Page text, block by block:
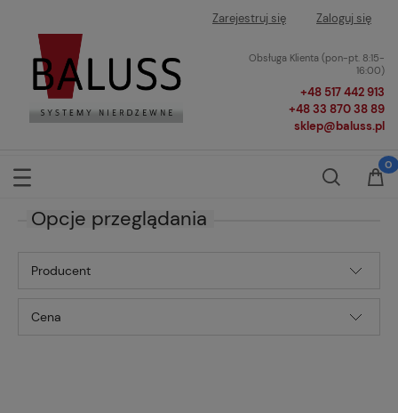
Zarejestruj się Zaloguj się
Obsługa Klienta (pon-pt. 8:15-
16:00)
+48 517 442 913
+48 33 870 38 89
sklep@baluss.pl
Opcje przeglądania
Producent
Cena